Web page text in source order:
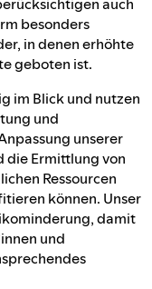
besonders
in denen erhöhte
geboten ist.
im Blick und nutzen
und
unserer
die Ermittlung von
Ressourcen
können. Unser
damit
und